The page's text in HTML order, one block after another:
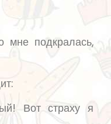
подкралась,
Вот страху я